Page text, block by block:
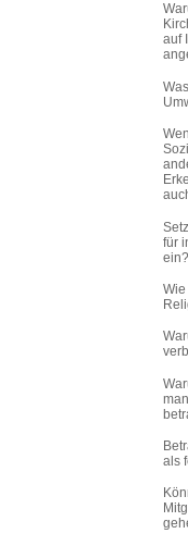
auf
für
ein?
als